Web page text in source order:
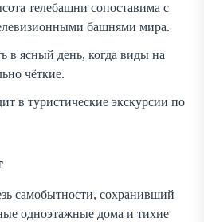
телебашни сопоставима с
башнями мира.
в ясный день, когда виды на
чёткие.
в туристические экскурсии по
самобытности, сохранивший
одноэтажные дома и тихие